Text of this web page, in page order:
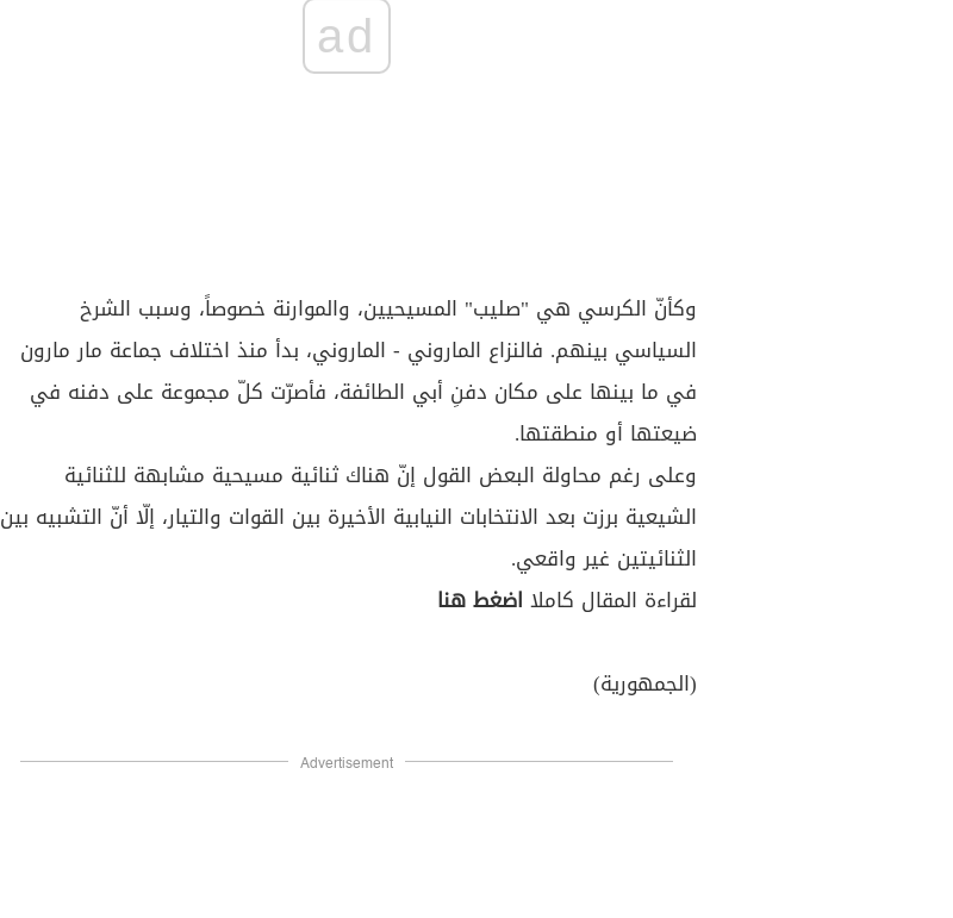
ad
وكأنّ الكرسي هي "صليب" المسيحيين، والموارنة خصوصاً، وسبب الشرخ
السياسي بينهم. فالنزاع الماروني - الماروني، بدأ منذ اختلاف جماعة مار مارون
في ما بينها على مكان دفنِ أبي الطائفة، فأصرّت كلّ مجموعة على دفنه في
ضيعتها أو منطقتها.
وعلى رغم محاولة البعض القول إنّ هناك ثنائية مسيحية مشابهة للثنائية
الشيعية برزت بعد الانتخابات النيابية الأخيرة بين القوات والتيار، إلّا أنّ التشبيه بين
الثنائيتين غير واقعي.
لقراءة المقال كاملا اضغط هنا
(الجمهورية)
Advertisement